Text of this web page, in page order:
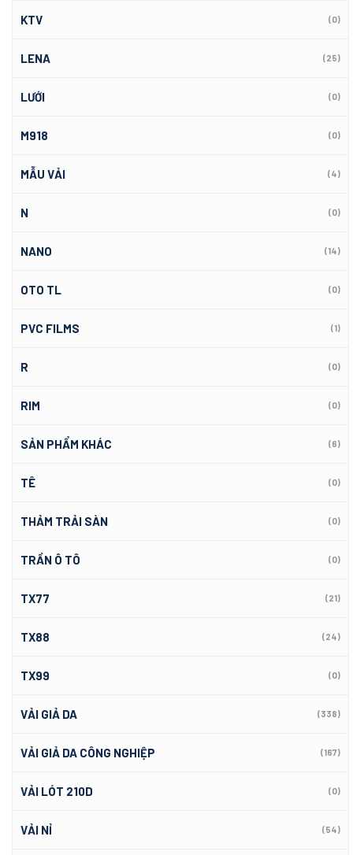
KTV (0)
LENA (25)
LƯỚI (0)
M918 (0)
MẪU VẢI (4)
N (0)
NANO (14)
OTO TL (0)
PVC FILMS (1)
R (0)
RIM (0)
SẢN PHẨM KHÁC (6)
TÊ (0)
THẢM TRẢI SÀN (0)
TRẦN Ô TÔ (0)
TX77 (21)
TX88 (24)
TX99 (0)
VẢI GIẢ DA (338)
VẢI GIẢ DA CÔNG NGHIỆP (167)
VẢI LÓT 210D (0)
VẢI NỈ (54)